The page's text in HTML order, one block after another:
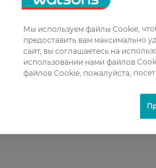
Мы используем файлы Cookie,
предоставить вам максимально
сайт, вы соглашаетесь на
использовании нами файлов
файлов Cookie, пожалуйста,